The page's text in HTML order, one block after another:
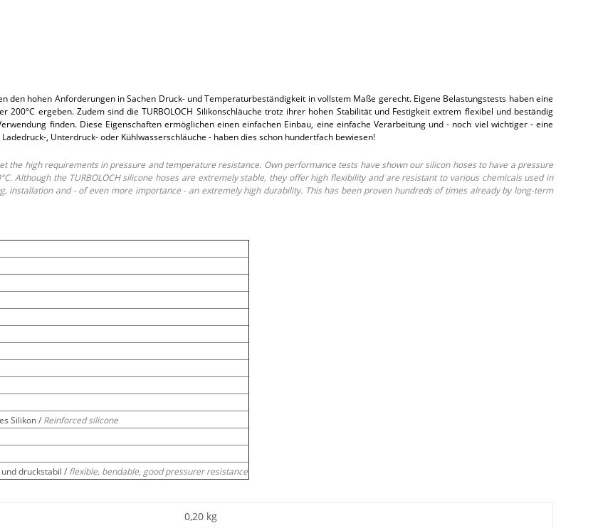
den hohen Anforderungen in Sachen Druck- und Temperaturbeständigkeit in vollstem Maße gerecht. Eigene Belastungstests haben eine
ergeben. Zudem sind die TURBOLOCH Silikonschläuche trotz ihrer hohen Stabilität und Festigkeit extrem flexibel und beständig
finden. Diese Eigenschaften ermöglichen einen einfachen Einbau, eine einfache Verarbeitung und - noch viel wichtiger - eine
, Unterdruck- oder Kühlwasserschläuche - haben dies schon hundertfach bewiesen!
the high requirements in pressure and temperature resistance. Own performance tests have shown our silicon hoses to have a pressure
Although the TURBOLOCH silicone hoses are extremely stable, they offer high flexibility and are resistant to various chemicals used in
installation and - of even more importance - an extremely high durability. This has been proven hundreds of times already by long-term
Silikon / Reinforced silicone
druckstabil / flexible, bendable, good pressurer resistance
0,20 kg